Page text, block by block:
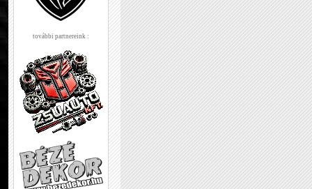
további partnereink :